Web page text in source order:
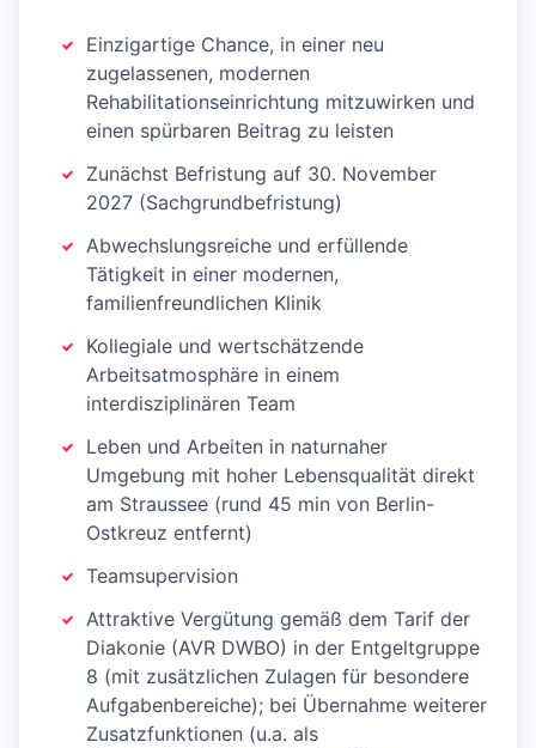
Einzigartige Chance, in einer neu
zugelassenen, modernen
Rehabilitationseinrichtung mitzuwirken und
einen spürbaren Beitrag zu leisten
Zunächst Befristung auf 30. November
2027 (Sachgrundbefristung)
Abwechslungsreiche und erfüllende
Tätigkeit in einer modernen,
familienfreundlichen Klinik
Kollegiale und wertschätzende
Arbeitsatmosphäre in einem
interdisziplinären Team
Leben und Arbeiten in naturnaher
Umgebung mit hoher Lebensqualität direkt
am Straussee (rund 45 min von Berlin-
Ostkreuz entfernt)
Teamsupervision
Attraktive Vergütung gemäß dem Tarif der
Diakonie (AVR DWBO) in der Entgeltgruppe
8 (mit zusätzlichen Zulagen für besondere
Aufgabenbereiche); bei Übernahme weiterer
Zusatzfunktionen (u.a. als